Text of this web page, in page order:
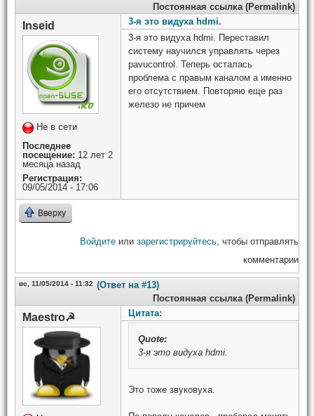
Постоянная ссылка (Permalink)
Inseid
Не в сети
Последнее
посещение: 12 лет 2
месяца назад
Регистрация:
09/05/2014 - 17:06
3-я это видуха hdmi.
3-я это видуха hdmi. Переставил
систему научился управлять через
pavucontrol. Теперь осталась
проблема с правым каналом а именно
его отсутствием. Повторяю еще раз
железо не причем
Вверху
Войдите или зарегистрируйтесь, чтобы отправлять
комментарии
вс, 11/05/2014 - 11:32 (Ответ на #13)
Постоянная ссылка (Permalink)
Maestro☭ Цитата:
Quote:
3-я это видуха hdmi.
Это тоже звуковуха.